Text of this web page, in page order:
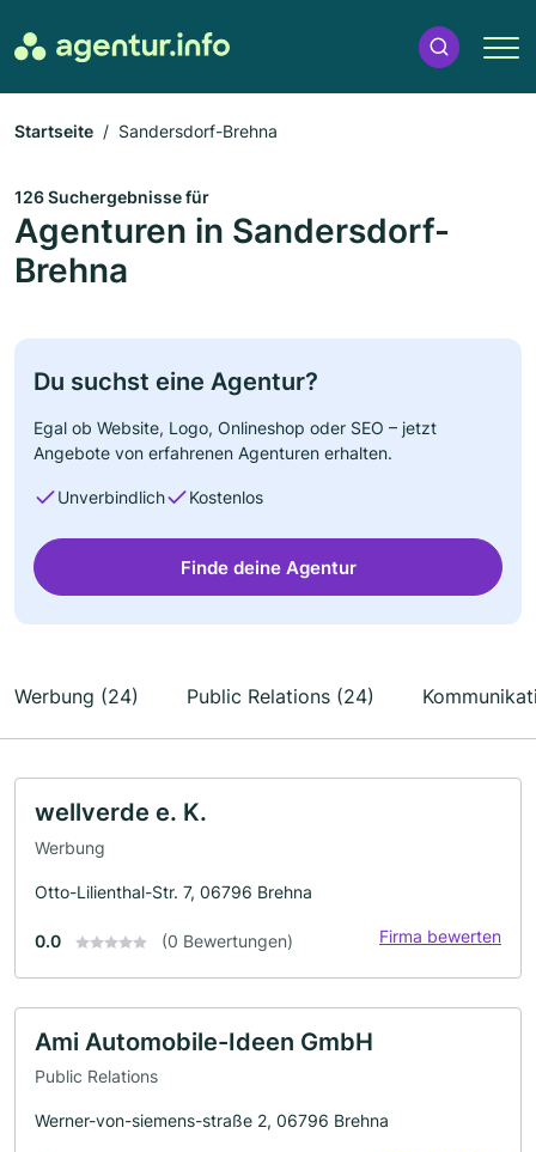
Startseite Sandersdorf-Brehna
126 Suchergebnisse für
Agenturen in Sandersdorf-
Brehna
Du suchst eine Agentur?
Egal ob Website, Logo, Onlineshop oder SEO – jetzt
Angebote von erfahrenen Agenturen erhalten.
Unverbindlich Kostenlos
Finde deine Agentur
Werbung (24) Public Relations (24)
wellverde e. K.
Werbung
Otto-Lilienthal-Str. 7, 06796 Brehna
0.0 (0 Bewertungen) Firma bewerten
Ami Automobile-Ideen GmbH
Public Relations
Werner-von-siemens-straße 2, 06796 Brehna